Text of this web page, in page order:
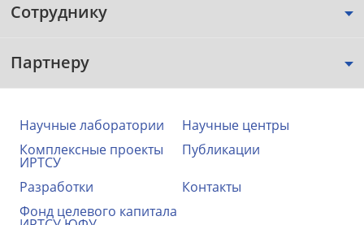
Сотруднику
Партнеру
Научные лаборатории
Научные центры
Комплексные проекты
ИРТСУ
Публикации
Разработки
Контакты
Фонд целевого капитала